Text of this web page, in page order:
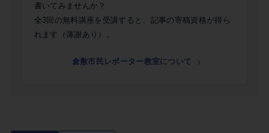
書いてみませんか？
全3回の無料講座を受講すると、記事の寄稿資格が得ら
れます（薄謝あり）。
倉敷市民レポーター教室について